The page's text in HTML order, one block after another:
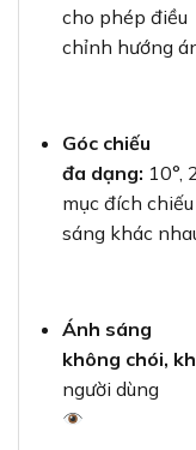
cho phép điều
chỉnh hướng
Góc chiếu
đa dạng: 10°,
mục đích chiếu
sáng khác
Ánh sáng
không chói,
người dùng